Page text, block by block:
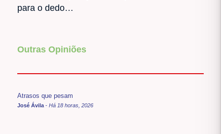
para o dedo…
Outras Opiniões
Atrasos que pesam
José Ávila - Há 18 horas, 2026